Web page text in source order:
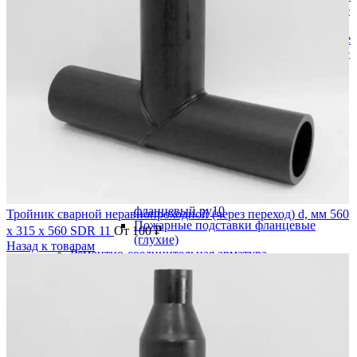
Краны шаровые редуцированные
Краны шаровые полнопроходные
Краны шаровые редуцированные
Пожарная арматура
Гидранты
Подставки пожарные
Пожарная подставка двойная
фланцевая ру10
Пожарная подставка крестовая
фланцевая ру10
Пожарная подставка одинарная
фланцевый ру10
Пожарные подставки фланцевые
(глухие)
Ремонтно-соединительная арматура
Демонтажные вставки
Демонтажная /монтажная вставка PN
Демонтажная /монтажная вставка PN
16
Доуплотнитель раструба (РУРС)
Тройник сварной неравнопроходной (через переход) d, мм 560
х 315 х 560 SDR 11 От 100₽
Назад к товарам